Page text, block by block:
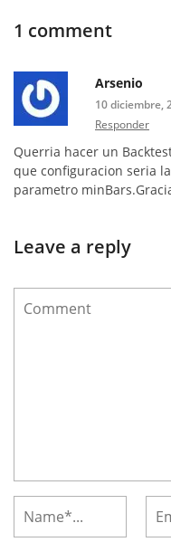
1 comment
Arsenio
10 diciembre,
Responder
Querria hacer un
que configuracion seria
parametro
Leave a reply